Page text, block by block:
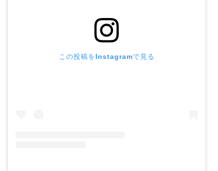
この投稿をInstagramで見る